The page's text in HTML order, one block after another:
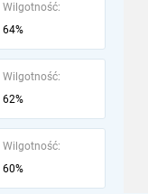
Wilgotność:
64%
Wilgotność:
62%
Wilgotność:
60%